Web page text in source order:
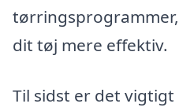
dit tøj mere effektiv.
Til sidst er det